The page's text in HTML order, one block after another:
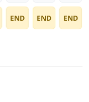
END END END